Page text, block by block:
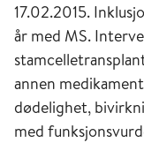
17.02.2015.
år med MS.
annen
dødelighet,
med